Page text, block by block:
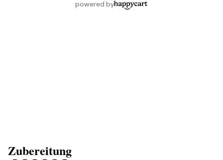
Zubereitung